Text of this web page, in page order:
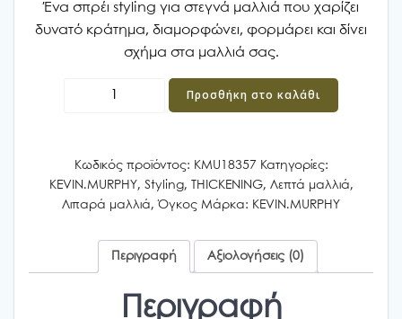
Ένα σπρέι styling για στεγνά μαλλιά που χαρίζει
δυνατό κράτημα, διαμορφώνει, φορμάρει και δίνει
σχήμα στα μαλλιά σας.
KEVIN
ποσότητα
Προσθήκη στο καλάθι
Κωδικός προϊόντος: KMU18357 Κατηγορίες:
KEVIN.MURPHY, Styling, THICKENING, Λεπτά μαλλιά,
Λιπαρά μαλλιά,Όγκος Μάρκα: KEVIN.MURPHY
Περιγραφή Αξιολογήσεις (0)
Περιγραφή